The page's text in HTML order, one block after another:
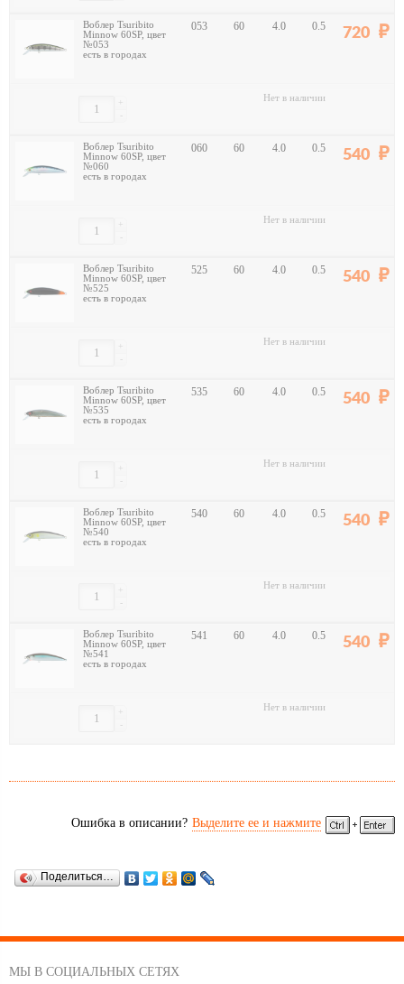
Воблер Tsuribito
Minnow 60SP, цвет
№053
есть в городах
053 60 4.0 0.5 720
-
+ Нет в наличии
Воблер Tsuribito
Minnow 60SP, цвет
№060
есть в городах
060 60 4.0 0.5 540
-
+ Нет в наличии
Воблер Tsuribito
Minnow 60SP, цвет
№525
есть в городах
525 60 4.0 0.5 540
-
+ Нет в наличии
Воблер Tsuribito
Minnow 60SP, цвет
№535
есть в городах
535 60 4.0 0.5 540
-
+ Нет в наличии
Воблер Tsuribito
Minnow 60SP, цвет
№540
есть в городах
540 60 4.0 0.5 540
-
+ Нет в наличии
Воблер Tsuribito
Minnow 60SP, цвет
№541
есть в городах
541 60 4.0 0.5 540
-
+ Нет в наличии
Ошибка в описании? Выделите ее и нажмите
Поделиться…
МЫ В СОЦИАЛЬНЫХ СЕТЯХ